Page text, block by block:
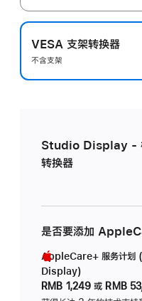
VESA 支架转换器
不含支架
Studio Display -
转换器
是否要添加
AppleCare+ 服务计划
Display)
RMB 1,249 或 RMB